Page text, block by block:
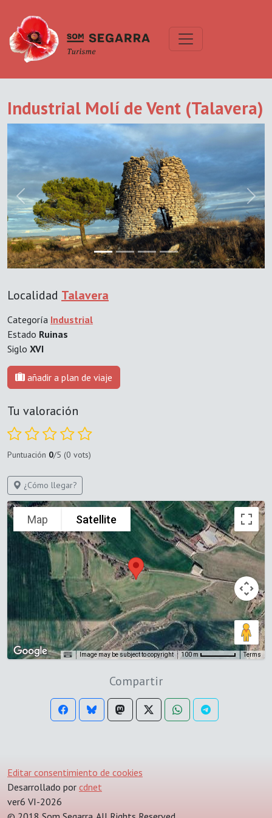
Industrial Molí de Vent (Talavera)
Previous Next
Localidad Talavera
Categoría Industrial
Estado Ruinas
Siglo XVI
añadir a plan de viaje
Tu valoración
Puntuación 0/5 (0 vots)
¿Cómo llegar?
Map Satellite
Image may be subject to copyright 100 m Terms
Compartir
Editar consentimiento de cookies
Desarrollado por cdnet
ver6 VI-2026